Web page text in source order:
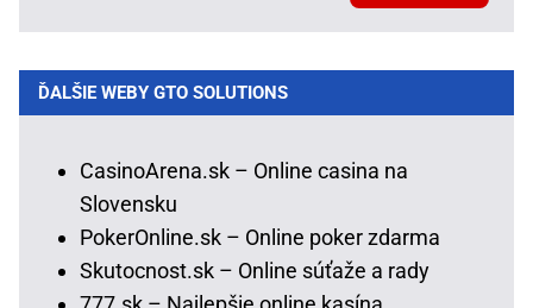
ĎALŠIE WEBY GTO SOLUTIONS
CasinoArena.sk – Online casina na
Slovensku
PokerOnline.sk – Online poker zdarma
Skutocnost.sk – Online súťaže a rady